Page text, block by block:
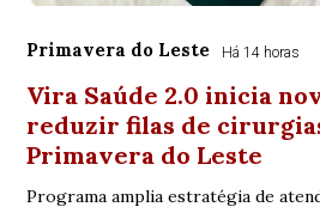
Primavera do Leste Há 14 horas
Vira Saúde 2.0 inicia
reduzir filas de
Primavera do Leste
Programa amplia estratégia de